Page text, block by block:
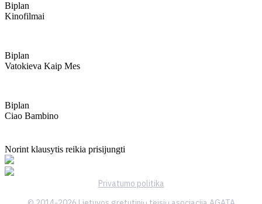
Biplan
Kinofilmai
Biplan
Vatokieva Kaip Mes
Biplan
Ciao Bambino
Norint klausytis reikia prisijungti
Privatumo politika